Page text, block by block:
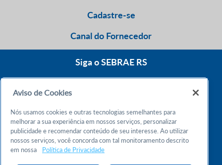
Cadastre-se
Canal do Fornecedor
Siga o SEBRAE RS
Atendimento 24h
Chame no WhatsApp
Aviso de Cookies
Nós usamos cookies e outras tecnologias semelhantes para
melhorar a sua experiência em nossos serviços, personalizar
publicidade e recomendar conteúdo de seu interesse. Ao utilizar
nossos serviços, você concorda com tal monitoramento descrito
em nossa
Política de Privacidade